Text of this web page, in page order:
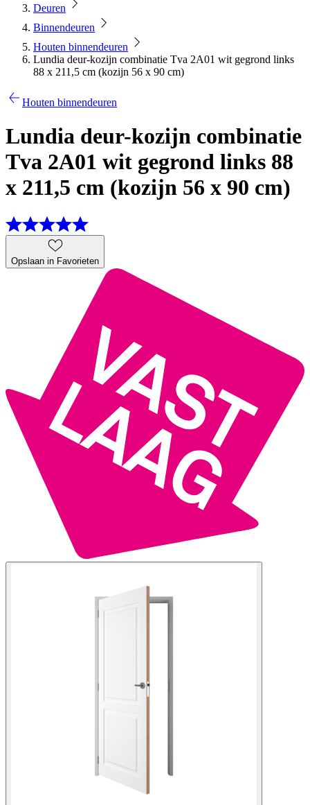
Deuren
Binnendeuren
Houten binnendeuren
Lundia deur-kozijn combinatie Tva 2A01 wit gegrond links
88 x 211,5 cm (kozijn 56 x 90 cm)
Houten binnendeuren
Lundia deur-kozijn combinatie
Tva 2A01 wit gegrond links 88
x 211,5 cm (kozijn 56 x 90 cm)
Opslaan in Favorieten